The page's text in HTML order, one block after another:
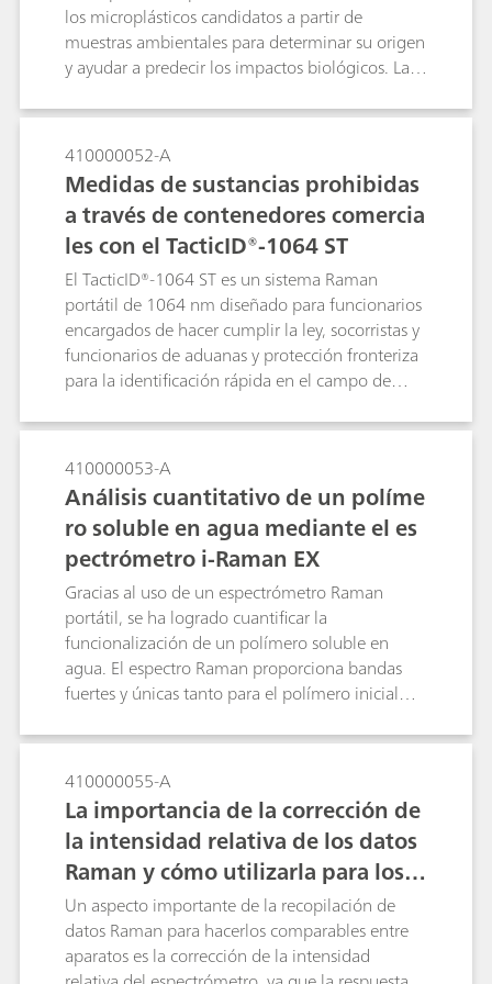
los microplásticos candidatos a partir de
muestras ambientales para determinar su origen
y ayudar a predecir los impactos biológicos. Las
para la identificación de polímeros. La
espectroscopía Raman de laboratorio es una
alternativa a los microscopios Raman confocales
y a los microscopios infrarrojos por transformada
de Fourier (FTIR) para la identificación rápida de
materiales poliméricos. Se utilizó microscopía
Raman para identificar partículas microplásticas
muy pequeñas en esta nota de aplicación.
410000052-A
Medidas de sustancias prohibidas
a través de contenedores comercia
les con el TacticID®-1064 ST
El TacticID®-1064 ST es un sistema Raman
portátil de 1064 nm diseñado para funcionarios
encargados de hacer cumplir la ley, socorristas y
funcionarios de aduanas y protección fronteriza
para la identificación rápida en el campo de
otros materiales sospechosos.El TacticID-1064 ST
está especialmente diseñado con funcionalidad
Raman transparente para medir materiales a
través de contenedores transparentes y opacos.
Estas medidas a través de la barrera suprimen la
necesidad de realizar un muestreo activo de
compuestos potencialmente peligrosos como el
fentanilo, lo que conduce a operaciones más
seguras y reduce el tiempo que se tarda en
obtener resultados claros.
410000053-A
Análisis cuantitativo de un políme
ro soluble en agua mediante el es
pectrómetro i-Raman EX
Gracias al uso de un espectrómetro Raman
portátil, se ha logrado cuantificar la
funcionalización de un polímero soluble en
agua. El espectro Raman proporciona bandas
fuertes y únicas tanto para el polímero inicial
Esto permite el desarrollo de un análisis
cuantitativo simple y potente del porcentaje de
funcionalización del polímero. Este método se
utiliza ahora rutinariamente en los laboratorios
de control de calidad de las plantas de
fabricación.
410000055-A
La importancia de la corrección de
la intensidad relativa de los datos
Raman y cómo utilizarla para los a
paratos Raman portátiles de la seri
e i-Raman en el software BWSpec
Un aspecto importante de la recopilación de
datos Raman para hacerlos comparables entre
aparatos es la corrección de la intensidad